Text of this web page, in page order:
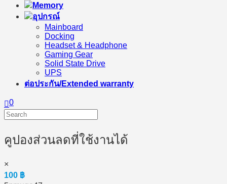
Memory
อุปกรณ์
Mainboard
Docking
Headset & Headphone
Gaming Gear
Solid State Drive
UPS
ต่อประกัน/Extended warranty
0
คูปองส่วนลดที่ใช้งานได้
×
100 ฿